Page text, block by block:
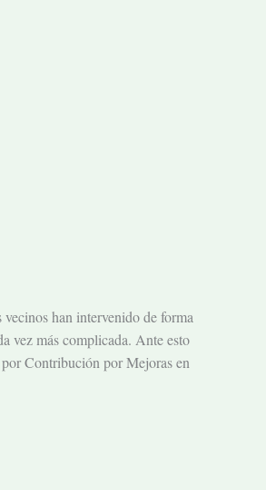
han intervenido de forma
vez más complicada. Ante esto
Contribución por Mejoras en